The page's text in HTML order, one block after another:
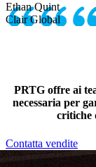
Ethan Quint
Clair Global
PRTG offre ai
necessaria per
critiche
Contatta vendite